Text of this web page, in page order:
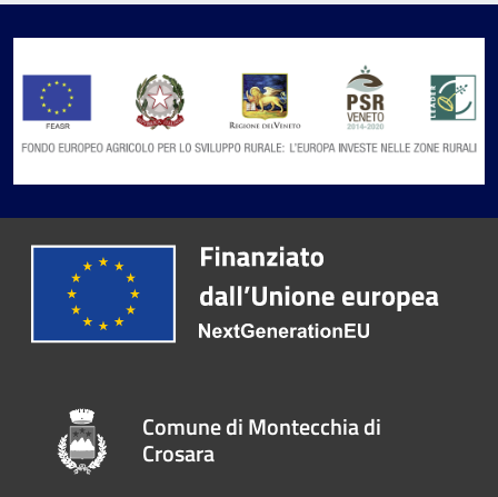
Comune di Montecchia di
Crosara